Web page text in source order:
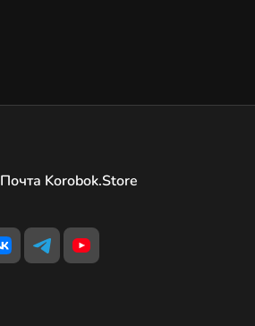
Почта Korobok.Store